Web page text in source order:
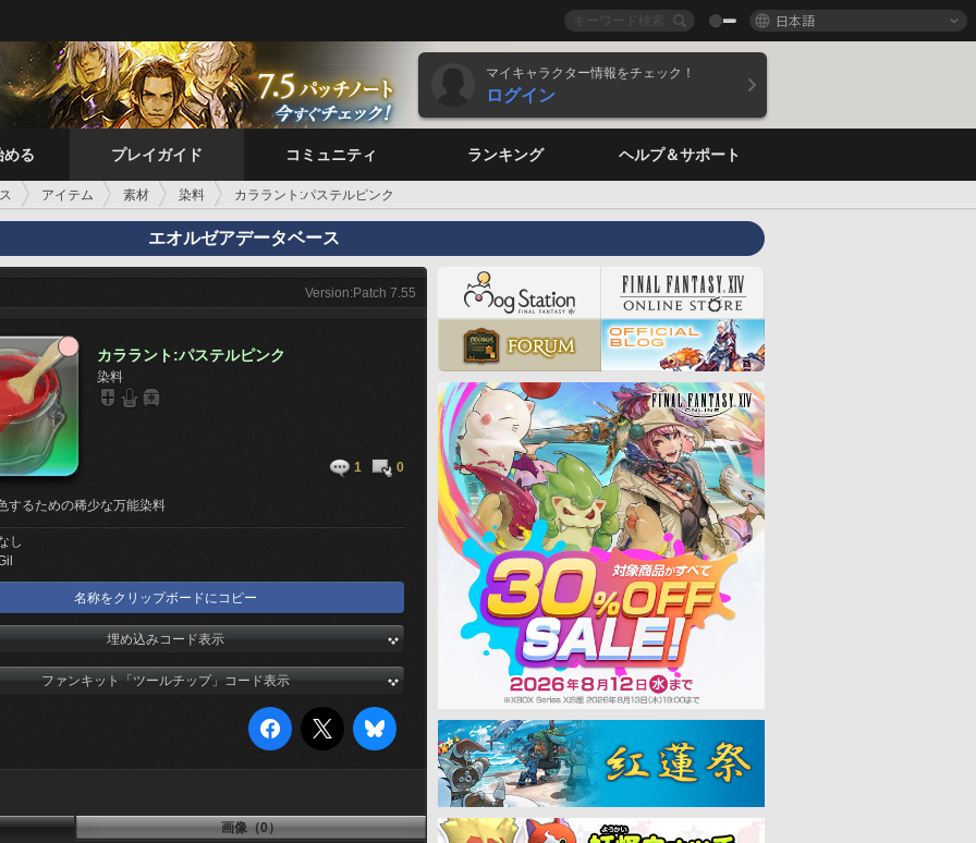
日本語
マイキャラクター情報をチェック！
ログイン
める プレイガイド コミュニティ ランキング ヘルプ＆サポート
アイテム 素材 染料 カララント:パステルピンク
エオルゼアデータベース
Version:Patch 7.55
カララント:パステルピンク
染料
1 0
するための稀少な万能染料
し
名称をクリップボードにコピー
埋め込みコード表示
ファンキット「ツールチップ」コード表示
画像（0）